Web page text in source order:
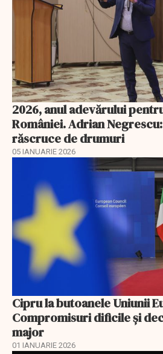
2026, anul adevărului
României. Adrian
răscruce de drumuri
05 IANUARIE 2026
Cipru la butoanele Uniunii
Compromisuri dificile și
major
01 IANUARIE 2026